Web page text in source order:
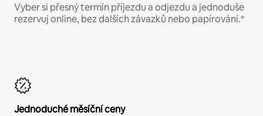
Vyber si přesný termín příjezdu a odjezdu a jednoduše
rezervuj online, bez dalších závazků nebo papírování.*
Jednoduché měsíční ceny